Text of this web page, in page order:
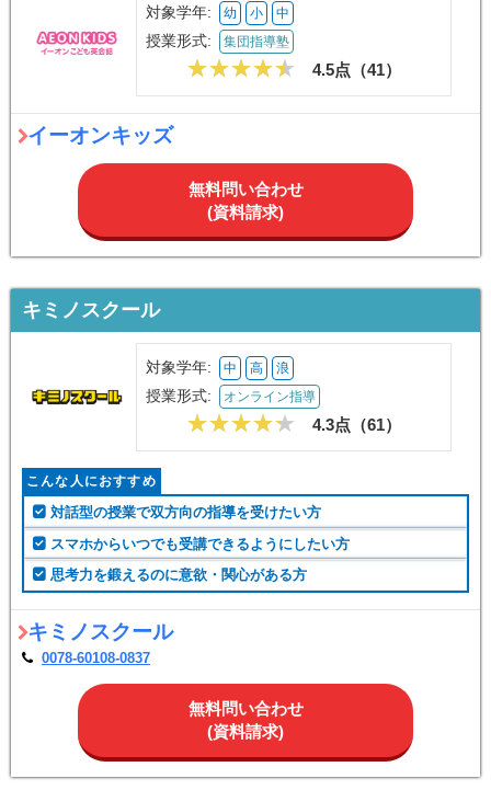
対象学年: 幼 小 中
授業形式: 集団指導塾
4.5点（41）
イーオンキッズ
無料問い合わせ
(資料請求)
キミノスクール
対象学年: 中 高 浪
授業形式: オンライン指導
4.3点（61）
こんな人におすすめ
対話型の授業で双方向の指導を受けたい方
スマホからいつでも受講できるようにしたい方
思考力を鍛えるのに意欲・関心がある方
キミノスクール
0078-60108-0837
無料問い合わせ
(資料請求)